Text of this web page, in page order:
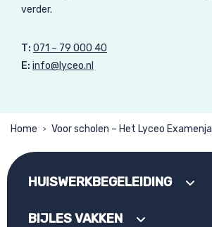
verder.
T: 071 – 79 000 40
E: info@lyceo.nl
Home > Voor scholen – Het Lyceo
HUISWERKBEGELEIDING
BIJLES VAKKEN